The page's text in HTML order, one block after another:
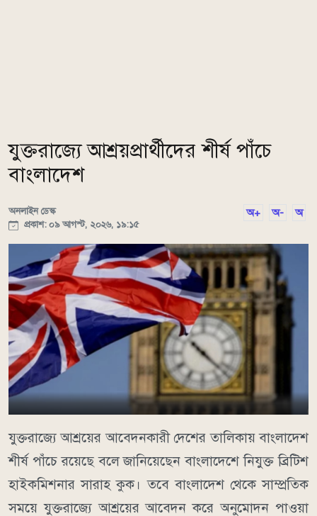
যুক্তরাজ্যে আশ্রয়প্রার্থীদের শীর্ষ পাঁচে
বাংলাদেশ
অনলাইন ডেস্ক
প্রকাশ: ০৯ আগস্ট, ২০২৬, ১৯:১৫
অ+ অ- অ
যুক্তরাজ্যে আশ্রয়ের আবেদনকারী দেশের তালিকায় বাংলাদেশ
শীর্ষ পাঁচে রয়েছে বলে জানিয়েছেন বাংলাদেশে নিযুক্ত ব্রিটিশ
হাইকমিশনার সারাহ কুক। তবে বাংলাদেশ থেকে সাম্প্রতিক
সময়ে যুক্তরাজ্যে আশ্রয়ের আবেদন করে অনুমোদন পাওয়া